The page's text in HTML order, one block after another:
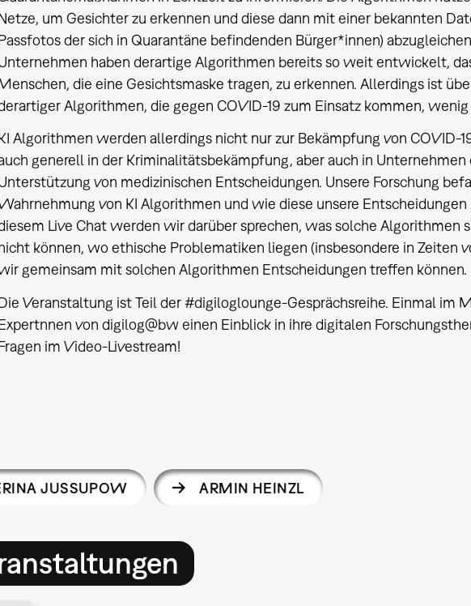
um Gesichter zu erkennen und diese dann mit einer bekannten
der sich in Quarantäne befindenden Bürger*innen)
haben derartige Algorithmen bereits so weit entwickelt,
die eine Gesichtsmaske tragen, zu erkennen. Allerdings ist
Algorithmen, die gegen COVID-19 zum Einsatz kommen,
Algorithmen werden allerdings nicht nur zur Bekämpfung von COVID-
generell in der Kriminalitätsbekämpfung, aber auch in Unternehmen
von medizinischen Entscheidungen. Unsere Forschung
von KI Algorithmen und wie diese unsere Entscheidungen
Live Chat werden wir darüber sprechen, was solche Algorithmen
können, wo ethische Problematiken liegen (insbesondere in Zeiten
gemeinsam mit solchen Algorithmen Entscheidungen treffen können.
Veranstaltung ist Teil der #digiloglounge-Gesprächsreihe. Einmal im
von digilog@bw einen Einblick in ihre digitalen
im Video-Livestream!
JUSSUPOW ARMIN HEINZL